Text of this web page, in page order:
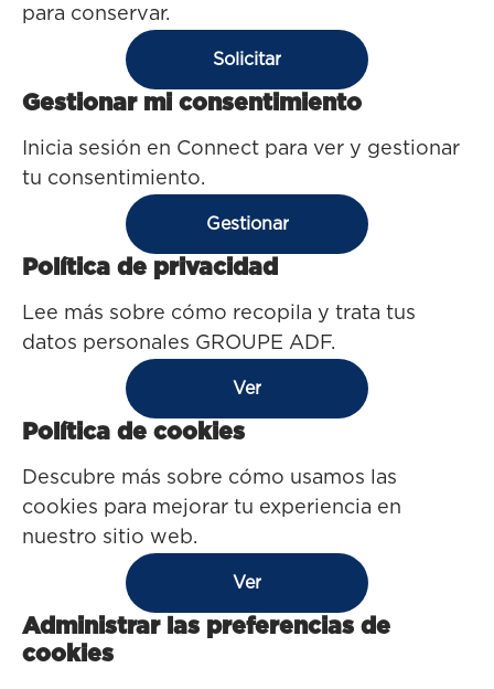
para conservar.
Solicitar
Gestionar mi consentimiento
Inicia sesión en Connect para ver y gestionar
tu consentimiento.
Gestionar
Política de privacidad
Lee más sobre cómo recopila y trata tus
datos personales GROUPE ADF.
Ver
Política de cookies
Descubre más sobre cómo usamos las
cookies para mejorar tu experiencia en
nuestro sitio web.
Ver
Administrar las preferencias de
cookies